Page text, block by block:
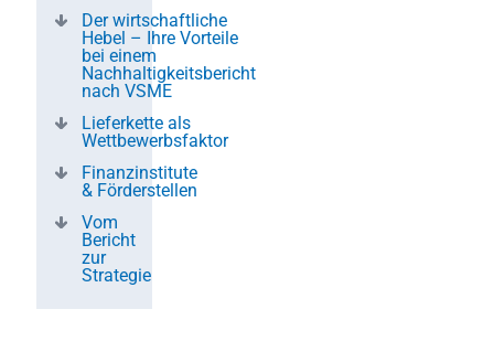
Der wirtschaftliche
Hebel – Ihre Vorteile
bei einem
Nachhaltigkeitsbericht
nach VSME
Lieferkette als
Wettbewerbsfaktor
Finanzinstitute
& Förderstellen
Vom
Bericht
zur
Strategie